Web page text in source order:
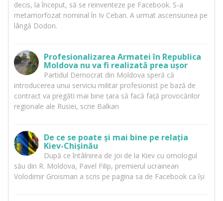
decis, la început, să se reinventeze pe Facebook. S-a
metamorfozat nominal în Iv Ceban. A urmat ascensiunea pe
lângă Dodon.
Profesionalizarea Armatei în Republica
Moldova nu va fi realizată prea ușor
Partidul Democrat din Moldova speră că
introducerea unui serviciu militar profesionist pe bază de
contract va pregăti mai bine țara să facă față provocărilor
regionale ale Rusiei, scrie Balkan
De ce se poate și mai bine pe relația
Kiev-Chișinău
După ce întâlnirea de joi de la Kiev cu omologul
său din R. Moldova, Pavel Filip, premierul ucrainean
Volodimir Groisman a scris pe pagina sa de Facebook ca își